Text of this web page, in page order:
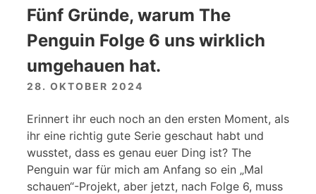
Fünf Gründe, warum The
Penguin Folge 6 uns wirklich
umgehauen hat.
28. OKTOBER 2024
Erinnert ihr euch noch an den ersten Moment, als
ihr eine richtig gute Serie geschaut habt und
wusstet, dass es genau euer Ding ist? The
Penguin war für mich am Anfang so ein „Mal
schauen“-Projekt, aber jetzt, nach Folge 6, muss